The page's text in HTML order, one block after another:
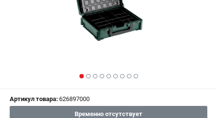
)
ВХОД ИЛИ РЕГИСТРАЦИЯ
ЗАКАЗАТЬ ЗАПЧАСТЬ
Артикул товара: 626897000
Временно отсутствует